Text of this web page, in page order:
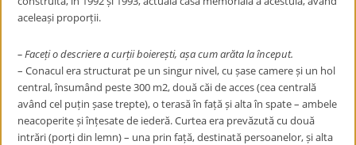
aceleași proporții.
– Faceți o descriere a curții boierești, așa cum arăta la început.
– Conacul era structurat pe un singur nivel, cu șase camere și un hol
central, însumând peste 300 m2, două căi de acces (cea centrală
având cel puțin șase trepte), o terasă în față și alta în spate – ambele
neacoperite și înțesate de iederă. Curtea era prevăzută cu două
intrări (porți din lemn) – una prin față, destinată persoanelor, și alta